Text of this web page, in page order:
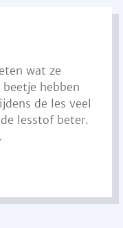
wat ze
hebben
de les veel
lesstof beter.